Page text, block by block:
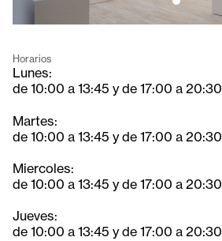
Horarios
Lunes:
de 10:00 a 13:45 y de 17:00 a 20:30
Martes:
de 10:00 a 13:45 y de 17:00 a 20:30
Miercoles:
de 10:00 a 13:45 y de 17:00 a 20:30
Jueves:
de 10:00 a 13:45 y de 17:00 a 20:30